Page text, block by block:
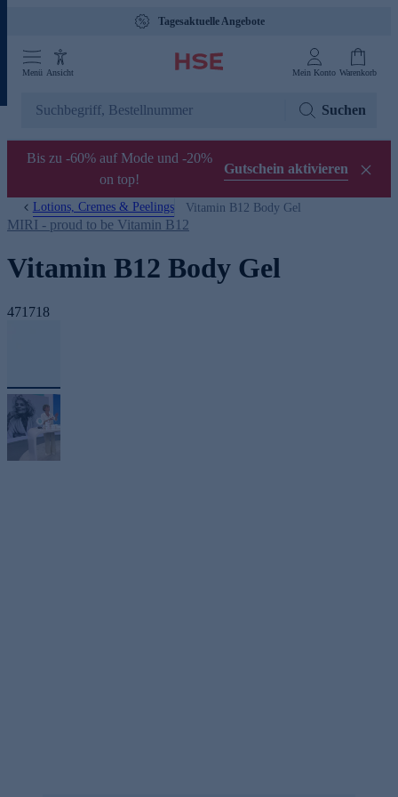
Tagesaktuelle Angebote
Menü Ansicht Mein Konto Warenkorb
Suchen
Bis zu -60% auf Mode und -20%
on top!
Gutschein aktivieren
Lotions, Cremes & Peelings Vitamin B12 Body Gel
MIRI - proud to be Vitamin B12
Vitamin B12 Body Gel
471718